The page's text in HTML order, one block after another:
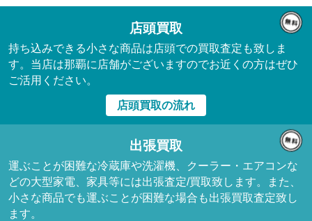
店頭買取
持ち込みできる小さな商品は店頭での買取査定も致しま
す。当店は那覇に店舗がございますのでお近くの方はぜひ
ご活用ください。
店頭買取の流れ
出張買取
運ぶことが困難な冷蔵庫や洗濯機、クーラー・エアコンな
どの大型家電、家具等には出張査定/買取致します。また、
小さな商品でも運ぶことが困難な場合も出張買取査定致し
ます。